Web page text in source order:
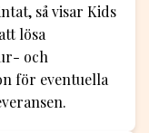
så visar Kids
lösa
och
för eventuella